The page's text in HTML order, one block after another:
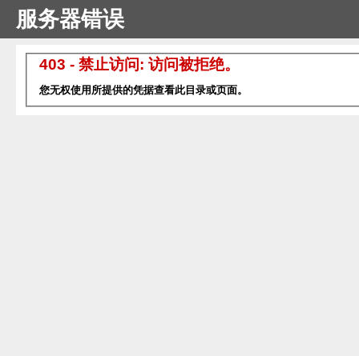
服务器错误
403 - 禁止访问: 访问被拒绝。
您无权使用所提供的凭据查看此目录或页面。